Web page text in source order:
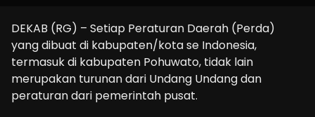
DEKAB (RG) – Setiap Peraturan Daerah (Perda)
yang dibuat di kabupaten/kota se Indonesia,
termasuk di kabupaten Pohuwato, tidak lain
merupakan turunan dari Undang Undang dan
peraturan dari pemerintah pusat.